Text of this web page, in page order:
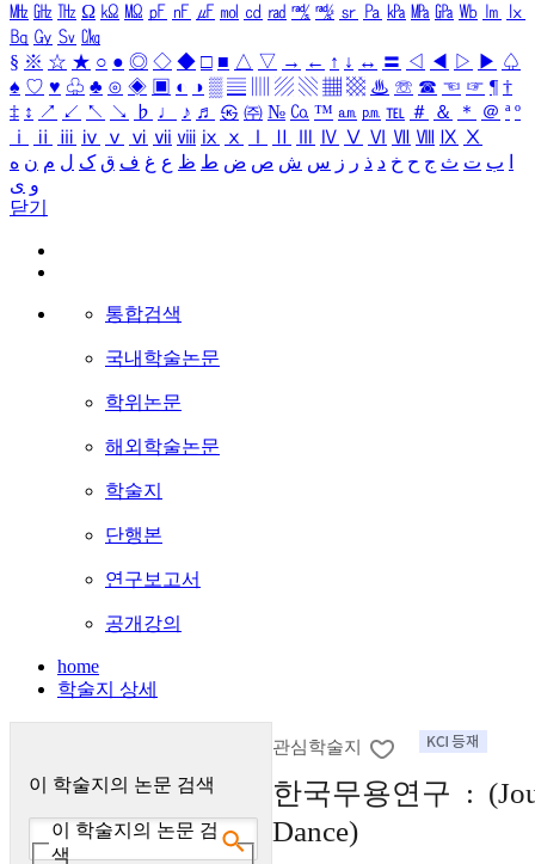
㎒ ㎓ ㎔ Ω ㏀ ㏁ ㎊ ㎋ ㎌ ㏖ ㏅ ㎭ ㎮ ㎯ ㏛ ㎩ ㎪ ㎫ ㎬ ㏝ ㏐
㏓
㏃ ㏉ ㏜ ㏆
§ ※ ☆ ★ ○ ● ◎ ◇ ◆ □ ■ △ ▽ → ← ↑ ↓ ↔ 〓 ◁ ◀ ▷ ▶ ♤
♠ ♡ ♥ ♧ ♣ ⊙ ◈ ▣ ◐ ◑ ▒ ▤ ▨ ▧ ▦ ▩ ♨ ☏ ☎ ☜ ☞ ¶ †
‡ ↕ ↗ ↙ ↖ ↘ ♭ ♩ ♪ ♬ ㉿ ㈜ № ㏇ ™ ㏂ ㏘ ℡ ＃ ＆ ＊ ＠ ª º
ⅰ
ⅱ ⅲ ⅳ ⅴ ⅵ ⅶ ⅷ ⅸ ⅹ Ⅳ Ⅴ Ⅵ Ⅶ Ⅷ Ⅸ Ⅹ
ب ت ث ج ح خ د ذ ر ز س ش ص ض ط ظ ع غ ف ق ک ل م ن ه
و ی
닫기
통합검색
국내학술논문
학위논문
해외학술논문
학술지
단행본
연구보고서
공개강의
home
학술지 상세
이 학술지의 논문 검색
이 학술지의 논문 검
색
관심학술지
한국무용연구 :
Dance)